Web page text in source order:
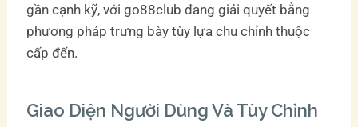
gần cạnh kỹ, với go88club đang giải quyết bằng
phương pháp trưng bày tùy lựa chu chỉnh thuộc
cấp đến.
Giao Diện Người Dùng Và Tùy Chỉnh